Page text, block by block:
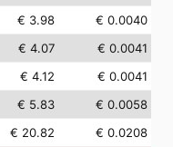
€ 3.98
€ 0.0040
€ 4.07
€ 0.0041
€ 4.12
€ 0.0041
€ 5.83
€ 0.0058
€ 20.82
€ 0.0208